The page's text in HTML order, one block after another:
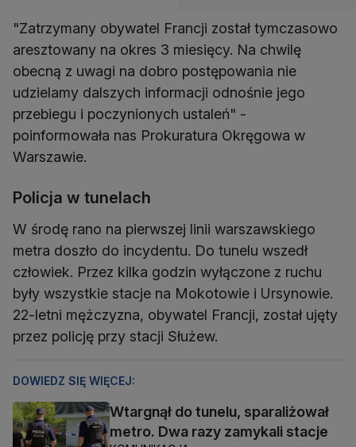
"Zatrzymany obywatel Francji został tymczasowo
aresztowany na okres 3 miesięcy. Na chwilę
obecną z uwagi na dobro postępowania nie
udzielamy dalszych informacji odnośnie jego
przebiegu i poczynionych ustaleń" -
poinformowała nas Prokuratura Okręgowa w
Warszawie.
Policja w tunelach
W środę rano na pierwszej linii warszawskiego
metra doszło do incydentu. Do tunelu wszedł
człowiek. Przez kilka godzin wyłączone z ruchu
były wszystkie stacje na Mokotowie i Ursynowie.
22-letni mężczyzna, obywatel Francji, został ujęty
przez policję przy stacji Służew.
DOWIEDZ SIĘ WIĘCEJ:
Wtargnął do tunelu, sparaliżował
metro. Dwa razy zamykali stacje